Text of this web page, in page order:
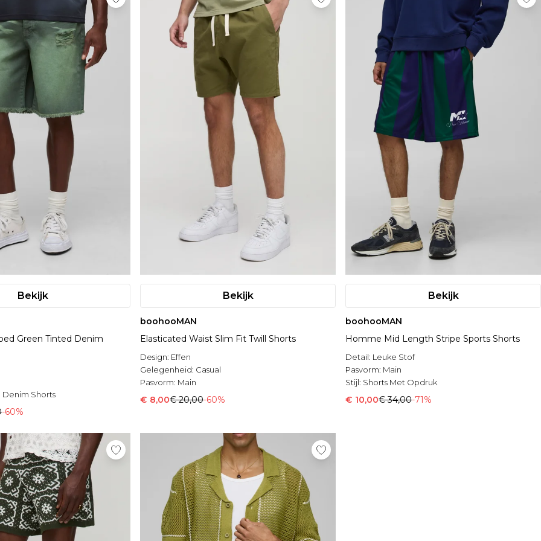
Bekijk
Green Tinted Denim
Shorts
-60%
Bekijk
boohooMAN
Elasticated Waist Slim Fit Twill Shorts
Design: Effen
Gelegenheid: Casual
Pasvorm: Main
€ 8,00€ 20,00-60%
Bekijk
boohooMAN
Homme Mid Length Stripe Sports Shorts
Detail: Leuke Stof
Pasvorm: Main
Stijl: Shorts Met Opdruk
€ 10,00€ 34,00-71%